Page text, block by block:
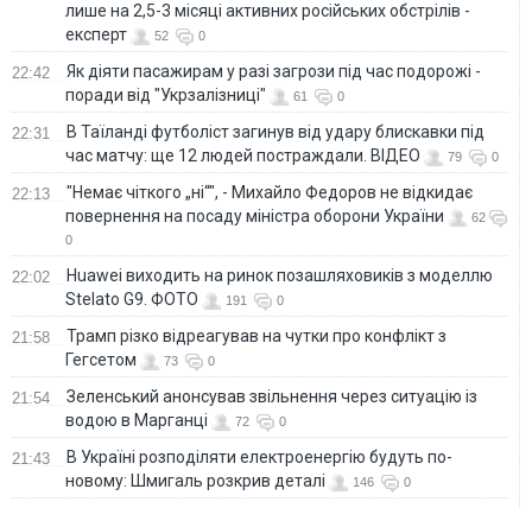
лише на 2,5-3 місяці активних російських обстрілів -
експерт
52 0
22:42
Як діяти пасажирам у разі загрози під час подорожі -
поради від "Укрзалізниці"
61 0
22:31
В Таїланді футболіст загинув від удару блискавки під
час матчу: ще 12 людей постраждали. ВІДЕО
79 0
22:13
"Немає чіткого „ні“", - Михайло Федоров не відкидає
повернення на посаду міністра оборони України
62
0
22:02
Huawei виходить на ринок позашляховиків з моделлю
Stelato G9. ФОТО
191 0
21:58
Трамп різко відреагував на чутки про конфлікт з
Гегсетом
73 0
21:54
Зеленський анонсував звільнення через ситуацію із
водою в Марганці
72 0
21:43
В Україні розподіляти електроенергію будуть по-
новому: Шмигаль розкрив деталі
146 0